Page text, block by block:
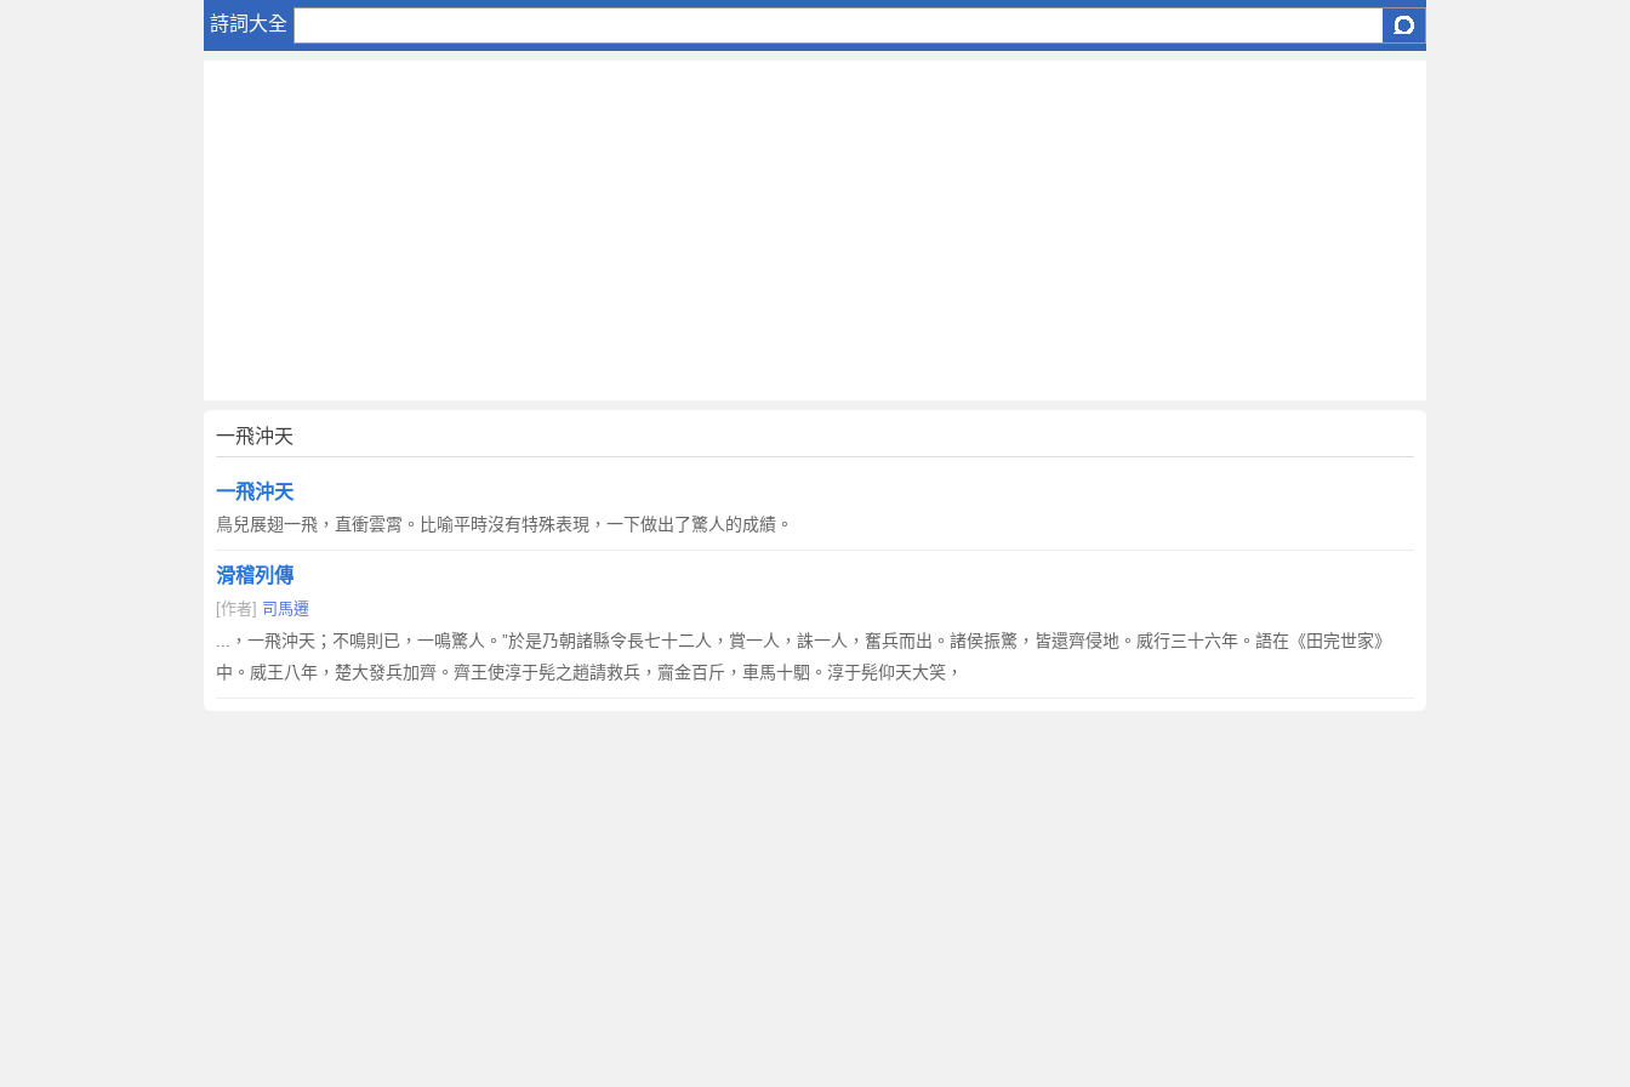
詩詞大全
一
一飛沖天
一飛沖天
鳥兒展翅一飛，直衝雲霄。比喻平時沒有特殊表現，一下做出了驚人的成績。
滑稽列傳
[作者] 司馬遷
...，一飛沖天；不鳴則已，一鳴驚人。”於是乃朝諸縣令長七十二人，賞一人，誅一人，奮兵而出。諸侯振驚，皆還齊侵地。威行三十六年。語在《田完世家》
中。威王八年，楚大發兵加齊。齊王使淳于髡之趙請救兵，齎金百斤，車馬十駟。淳于髡仰天大笑，